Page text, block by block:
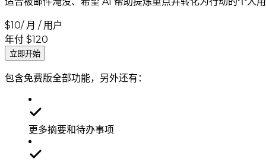
$10/ 月 / 用户
年付 $120
立即开始
包含免费版全部功能，另外还有：
更多摘要和待办事项